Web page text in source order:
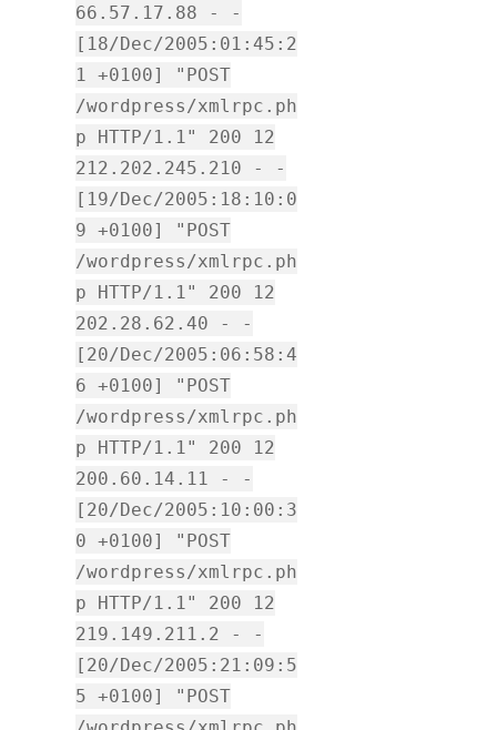
66.57.17.88 - -
[18/Dec/2005:01:45:2
1 +0100] "POST
/wordpress/xmlrpc.ph
p HTTP/1.1" 200 12
212.202.245.210 - -
[19/Dec/2005:18:10:0
9 +0100] "POST
/wordpress/xmlrpc.ph
p HTTP/1.1" 200 12
202.28.62.40 - -
[20/Dec/2005:06:58:4
6 +0100] "POST
/wordpress/xmlrpc.ph
p HTTP/1.1" 200 12
200.60.14.11 - -
[20/Dec/2005:10:00:3
0 +0100] "POST
/wordpress/xmlrpc.ph
p HTTP/1.1" 200 12
219.149.211.2 - -
[20/Dec/2005:21:09:5
5 +0100] "POST